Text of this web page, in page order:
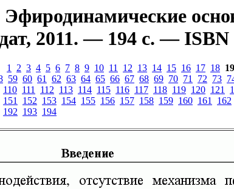
2011. — 194 с. — ISBN
1 2 3 4 5 6 7 8 9 10 11 12 13 14 15 16 17 18 19
59 60 61 62 63 64 65 66 67 68 69 70 71 72 73
110 111 112 113 114 115 116 117 118 119 120 121
151 152 153 154 155 156 157 158 159 160 161 162
192 193 194